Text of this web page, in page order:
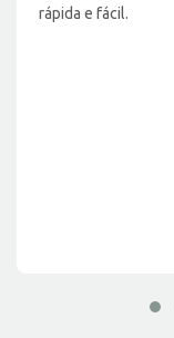
rápida e fácil.